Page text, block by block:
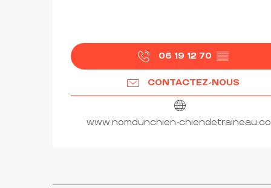
06 19 12 70 ▒▒
CONTACTEZ-NOUS
www.nomdunchien-